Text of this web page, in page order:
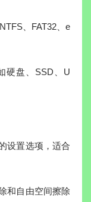
、FAT32、e
硬盘、SSD、U
设置选项，适合
和自由空间擦除